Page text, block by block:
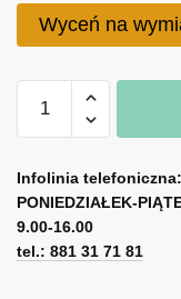
Wyceń na
Obraz
Zielona
Zebra
l
t
e
r
Infolinia telefoniczna:
PONIEDZIAŁEK-
9.00-16.00
tel.: 881 31 71 81